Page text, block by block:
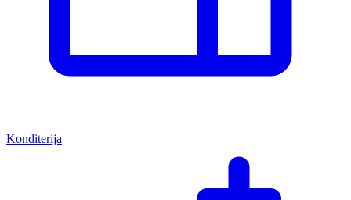
Konditerija